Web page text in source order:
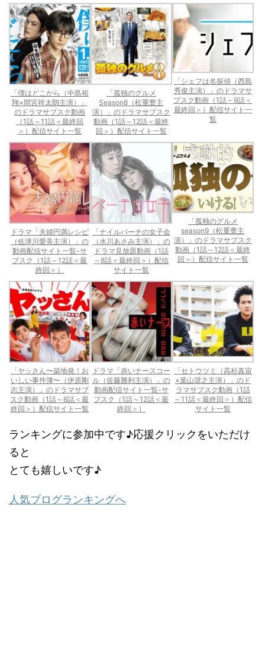
「僕はどこから（中島裕
翔×間宮祥太朗主演）」
のドラマサブスク動画
（1話～11話＜最終回
＞）配信サイト一覧
「孤独のグルメ
Season8（松重豊主
演）」のドラマサブスク
動画（1話～12話＜最終
回＞）配信サイト一覧
「シェフは名探偵（西島
秀俊主演）」のドラマサ
ブスク動画（1話～9話＜
最終回＞）配信サイト一
覧
ドラマ「夫婦円満レシピ
（佐津川愛美主演）」の
動画配信サイト一覧-サ
ブスク（1話～12話＜最
終回＞）
「ナイルパーチの女子会
（水川あさみ主演）」の
ドラマ見放題動画（1話
～8話＜最終回＞）配信
サイト一覧
「孤独のグルメ
season9（松重豊主
演）」のドラマサブスク
動画（1話～12話＜最終
回＞）配信サイト一覧
「ヤッさん〜築地発！お
いしい事件簿〜（伊原剛
志主演）」のドラマサブ
スク動画（1話～6話＜最
終回＞）配信サイト一覧
ドラマ「赤いナースコー
ル（佐藤勝利主演）」の
動画配信サイト一覧-サ
ブスク（1話～12話＜最
終回＞）
「セトウツミ（高杉真宙
×葉山奨之主演）」のド
ラマサブスク動画（1話
～11話＜最終回＞）配信
サイト一覧
ランキングに参加中です♪応援クリックをいただけ
ると
とても嬉しいです♪
人気ブログランキングへ